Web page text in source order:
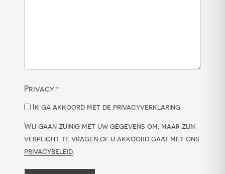
Privacy *
Ik ga akkoord met de privacyverklaring
Wij gaan zuinig met uw gegevens om, maar zijn
verplicht te vragen of u akkoord gaat met ons
privacybeleid.